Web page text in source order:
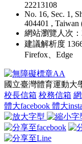
22213108
No. 16, Sec. 1,
404401 , Taiwan
網站瀏覽人次
建議解析度
Firefox、Edge
國立臺灣體育運動大
校長信箱 校務信箱
體大facebook 體大